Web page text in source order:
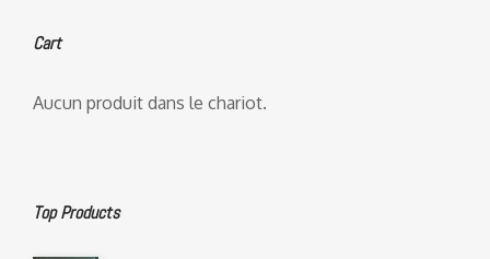
Cart
Aucun produit dans le chariot.
Top Products